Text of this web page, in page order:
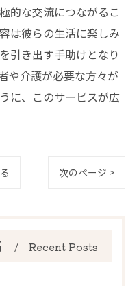
的な交流につながるこ
は彼らの生活に楽しみ
引き出す手助けとなり
や介護が必要な方々が
に、このサービスが広
次のページ >
Recent Posts